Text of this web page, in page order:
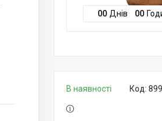
00 Днів 00
В наявності Код: